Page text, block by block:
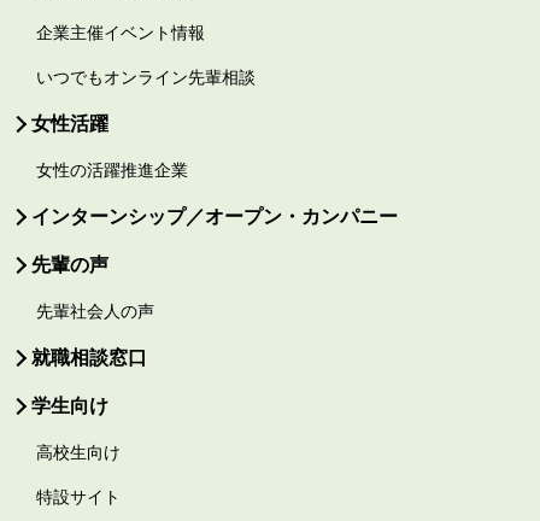
企業主催イベント情報
いつでもオンライン先輩相談
女性活躍
女性の活躍推進企業
インターンシップ／オープン・カンパニー
先輩の声
先輩社会人の声
就職相談窓口
学生向け
高校生向け
特設サイト